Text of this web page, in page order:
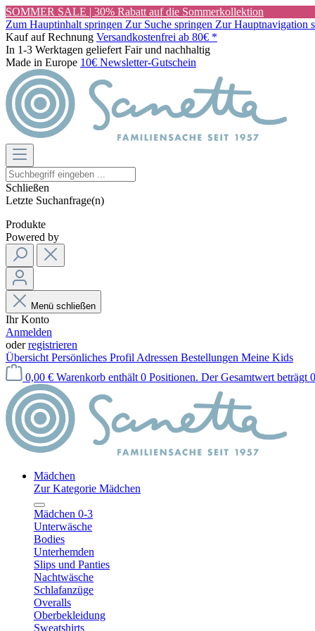
SOMMER SALE | 30% Rabatt auf die Sommerkollektion
Zum Hauptinhalt springen Zur Suche springen Zur Hauptnavigation
Kauf auf Rechnung Versandkostenfrei ab 80€ *
In 1-3 Werktagen geliefert Fair und nachhaltig
Made in Europe 10€ Newsletter-Gutschein
Schließen
Letzte Suchanfrage(n)
Produkte
Powered by
Menü schließen
Ihr Konto
Anmelden
oderregistrieren
Übersicht Persönliches Profil Adressen Bestellungen Meine Kids
0,00 € Warenkorb enthält 0 Positionen. Der Gesamtwert beträgt
Mädchen
Zur Kategorie Mädchen
Mädchen 0-3
Unterwäsche
Bodies
Unterhemden
Slips und Panties
Nachtwäsche
Schlafanzüge
Overalls
Oberbekleidung
Sweatshirts